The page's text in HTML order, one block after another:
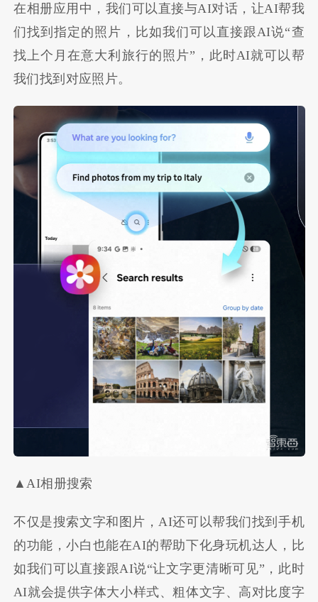
在相册应用中，我们可以直接与AI对话，让AI帮我
们找到指定的照片，比如我们可以直接跟AI说“查
找上个月在意大利旅行的照片”，此时AI就可以帮
我们找到对应照片。
▲AI相册搜索
不仅是搜索文字和图片，AI还可以帮我们找到手机
的功能，小白也能在AI的帮助下化身玩机达人，比
如我们可以直接跟AI说“让文字更清晰可见”，此时
AI就会提供字体大小样式、粗体文字、高对比度字